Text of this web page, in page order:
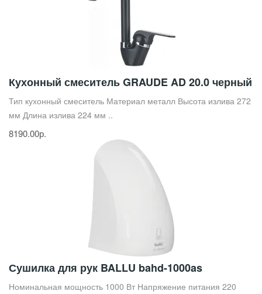
Кухонный смеситель GRAUDE AD 20.0 черный
Тип кухонный смеситель Материал металл Высота излива 272
мм Длина излива 224 мм ..
8190.00р.
Сушилка для рук BALLU bahd-1000as
Номинальная мощность 1000 Вт Напряжение питания 220